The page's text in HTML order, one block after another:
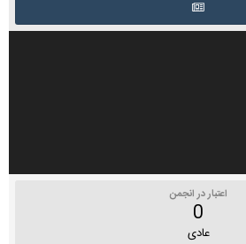
اعتبار در انجمن
0
عادی